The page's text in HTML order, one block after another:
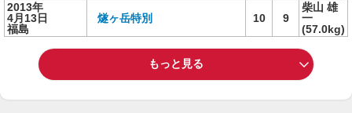
2013年
4月13日
福島
燧ヶ岳特別 10 9
柴山 雄
一
(57.0kg)
もっと見る